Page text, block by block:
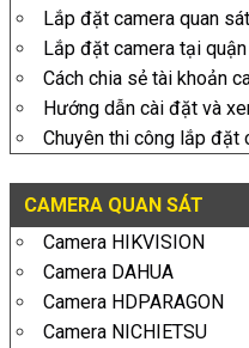
Lắp đặt camera quan
Lắp đặt camera tại quận
Cách chia sẻ tài khoản
Hướng dẫn cài đặt và
Chuyên thi công lắp đặt
CAMERA QUAN SÁT
Camera HIKVISION
Camera DAHUA
Camera HDPARAGON
Camera NICHIETSU